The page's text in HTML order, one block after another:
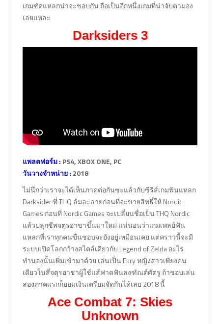
เกมซัดแหลกน่าจะชอบกัน ถือเป็นอีกหนึ่งเกมที่น่าจับตามอง
เลยแหละ
Darksiders 3
แพลตฟอร์ม : PS4, XBOX ONE, PC
วันวางจำหน่าย : 2018
ไม่นึกว่าเราจะได้เห็นภาคต่อกันซะแล้วกับซีรีส์เกมฟันแหลก
Darksider ที่ THQ ล้มละลายก่อนที่จะขายสิทธิ์ให้ Nordic
Games ก่อนที่ Nordic Games จะเปลี่ยนชื่อเป็น THQ Nordic
แล้วปลุกชีพจตุรอาชาขึ้นมาใหม่ แน่นอนว่าเกมเพลย์ฟัน
แหลกที่เราทุกคนฃื่นชอบจะยังอยู่เหมือนเคย แต่คราวนี้จะมี
ระบบเปิดโลกกว้างสไตล์เดียวกับ Legend of Zelda อะไร
ทำนองนั้นเพิ่มเข้ามาด้วย เล่นเป็น Fury หญิงสาวเพียงคน
เดียวในสี่จตุรอาชาผู้ใช้แส้ฟาดฟันลงฑัณต์ศัตรู ถ้าชอบเล่น
สองภาคแรกก็ออมเงินเตรียมจัดกันได้เลย 2018 นี้
Ace Combat 7: Skies
Unknown